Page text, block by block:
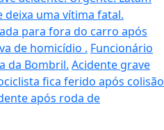
deixa uma vítima fatal.
para fora do carro após
de homicídio . Funcionário
da Bombril. Acidente grave
fica ferido após colisão
após roda de